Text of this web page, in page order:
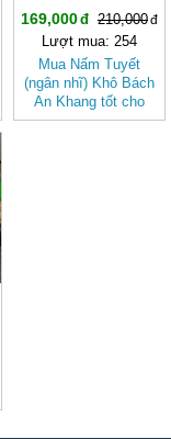
169,000
210,000
Lượt mua: 254
Mua Nấm Tuyết
(ngân nhĩ) Khô Bách
An Khang tốt cho
sức khỏe